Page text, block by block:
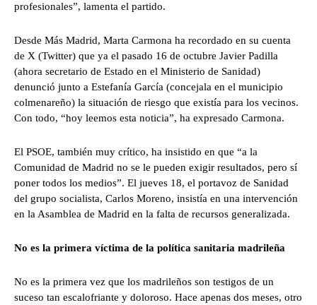
profesionales”, lamenta el partido.
Desde Más Madrid, Marta Carmona ha recordado en su cuenta
de X (Twitter) que ya el pasado 16 de octubre Javier Padilla
(ahora secretario de Estado en el Ministerio de Sanidad)
denunció junto a Estefanía García (concejala en el municipio
colmenareño) la situación de riesgo que existía para los vecinos.
Con todo, “hoy leemos esta noticia”, ha expresado Carmona.
El PSOE, también muy crítico, ha insistido en que “a la
Comunidad de Madrid no se le pueden exigir resultados, pero sí
poner todos los medios”. El jueves 18, el portavoz de Sanidad
del grupo socialista, Carlos Moreno, insistía en una intervención
en la Asamblea de Madrid en la falta de recursos generalizada.
No es la primera víctima de la política sanitaria madrileña
No es la primera vez que los madrileños son testigos de un
suceso tan escalofriante y doloroso. Hace apenas dos meses, otro